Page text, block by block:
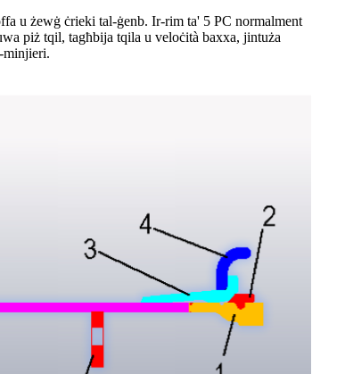
u żewġ ċrieki tal-ġenb. Ir-rim ta' 5 PC normalment
piż tqil, tagħbija tqila u veloċità baxxa, jintuża
minjieri.